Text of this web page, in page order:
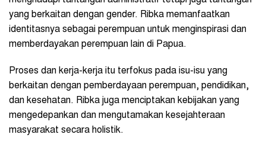
yang berkaitan dengan gender. Ribka memanfaatkan
identitasnya sebagai perempuan untuk menginspirasi dan
memberdayakan perempuan lain di Papua.
Proses dan kerja-kerja itu terfokus pada isu-isu yang
berkaitan dengan pemberdayaan perempuan, pendidikan,
dan kesehatan. Ribka juga menciptakan kebijakan yang
mengedepankan dan mengutamakan kesejahteraan
masyarakat secara holistik.